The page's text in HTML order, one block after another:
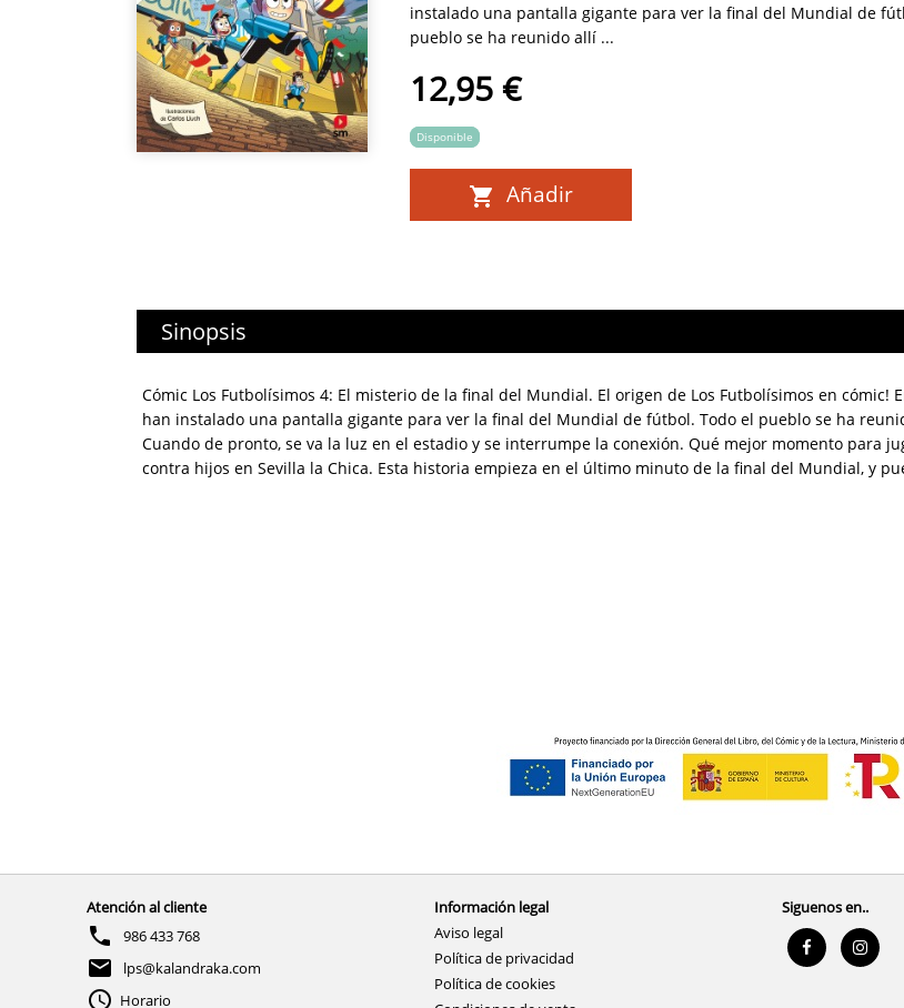
instalado una pantalla gigante para ver la final del Mundial de
pueblo se ha reunido allí ...
12,95 €
Disponible
Añadir
Sinopsis
Cómic Los Futbolísimos 4: El misterio de la final del Mundial. El origen de Los Futbolísimos en cómic!
han instalado una pantalla gigante para ver la final del Mundial de fútbol. Todo el pueblo se ha
Cuando de pronto, se va la luz en el estadio y se interrumpe la conexión. Qué mejor momento para
contra hijos en Sevilla la Chica. Esta historia empieza en el último minuto de la final del Mundial, y
Atención al cliente
986 433 768
lps@kalandraka.com
Horario
Información legal
Aviso legal
Política de privacidad
Política de cookies
Siguenos en..